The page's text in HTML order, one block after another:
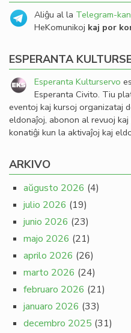
Aliĝu al la Telegram-
HeKomunikoj kaj por
ESPERANTA
Esperanta Kulturservo
Esperanta Civito. Tiu
eventoj kaj kursoj organizataj
eldonaĵoj, abonon al revuoj
konatiĝi kun la aktivaĵoj kaj
ARKIVO
aŭgusto 2026 (4)
julio 2026 (19)
junio 2026 (23)
majo 2026 (21)
aprilo 2026 (26)
marto 2026 (24)
februaro 2026 (21)
januaro 2026 (33)
decembro 2025 (31)